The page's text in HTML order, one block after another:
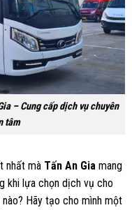
– Cung cấp dịch vụ chuyên
tâm
nhất mà Tấn An Gia mang
khi lựa chọn dịch vụ cho
Hãy tạo cho mình một